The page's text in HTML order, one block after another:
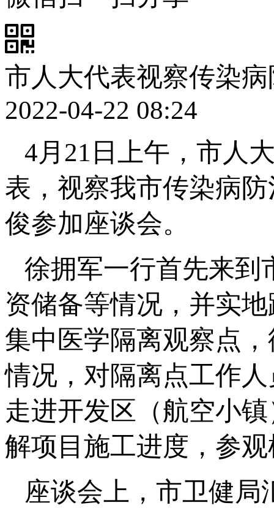
市人大代表视察传染
2022-04-22 08:24
4月21日上午，市人
表，视察我市传染病
俊参加座谈会。
徐拥军一行首先来到
资储备等情况，并实
集中医学隔离观察点
情况，对隔离点工作
走进开发区（航空小
解项目施工进度，参
座谈会上，市卫健局